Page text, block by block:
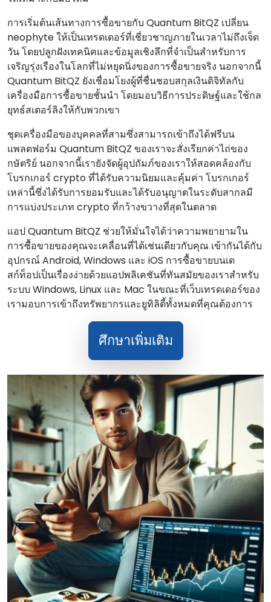
การเริ่มต้นเส้นทางการซื้อขายกับ Quantum BitQZ เปลี่ยน
neophyte ให้เป็นเทรดเดอร์ที่เชี่ยวชาญภายในเวลาไม่ถึงเจ็ด
วัน โดยปลูกฝังเทคนิคและข้อมูลเชิงลึกที่จําเป็นสําหรับการ
เจริญรุ่งเรืองในโลกที่ไม่หยุดนิ่งของการซื้อขายจริง นอกจากนี้
Quantum BitQZ ยังเชื่อมโยงผู้ที่ชื่นชอบสกุลเงินดิจิทัลกับ
เครื่องมือการซื้อขายชั้นนํา โดยมอบวิธีการประดิษฐ์และใช้กล
ยุทธ์สเตอร์ลิงให้กับพวกเขา
ชุดเครื่องมือของบุคคลที่สามซึ่งสามารถเข้าถึงได้ฟรีบน
แพลตฟอร์ม Quantum BitQZ ของเราจะสั่งเรียกค่าไถ่ของ
กษัตริย์ นอกจากนี้เรายังจัดผู้อุปถัมภ์ของเราให้สอดคล้องกับ
โบรกเกอร์ crypto ที่ได้รับความนิยมและคุ้มค่า โบรกเกอร์
เหล่านี้ซึ่งได้รับการยอมรับและได้รับอนุญาตในระดับสากลมี
การแบ่งประเภท crypto ที่กว้างขวางที่สุดในตลาด
แอป Quantum BitQZ ช่วยให้มั่นใจได้ว่าความพยายามใน
การซื้อขายของคุณจะเคลื่อนที่ได้เช่นเดียวกับคุณ เข้ากันได้กับ
อุปกรณ์ Android, Windows และ iOS การซื้อขายบนเด
สก์ท็อปเป็นเรื่องง่ายด้วยแอปพลิเคชันที่ทันสมัยของเราสําหรับ
ระบบ Windows, Linux และ Mac ในขณะที่เว็บเทรดเดอร์ของ
เรามอบการเข้าถึงทรัพยากรและยูทิลิตี้ทั้งหมดที่คุณต้องการ
ศึกษาเพิ่มเติม